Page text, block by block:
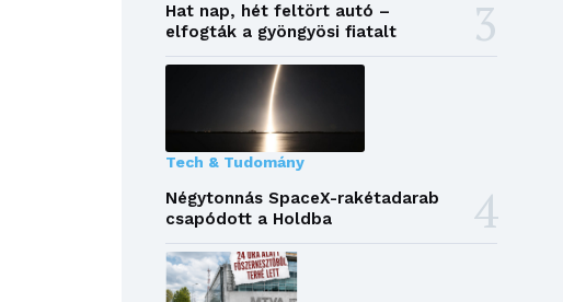
Hat nap, hét feltört autó –
elfogták a gyöngyösi fiatalt
Tech & Tudomány
Négytonnás SpaceX-rakétadarab
csapódott a Holdba